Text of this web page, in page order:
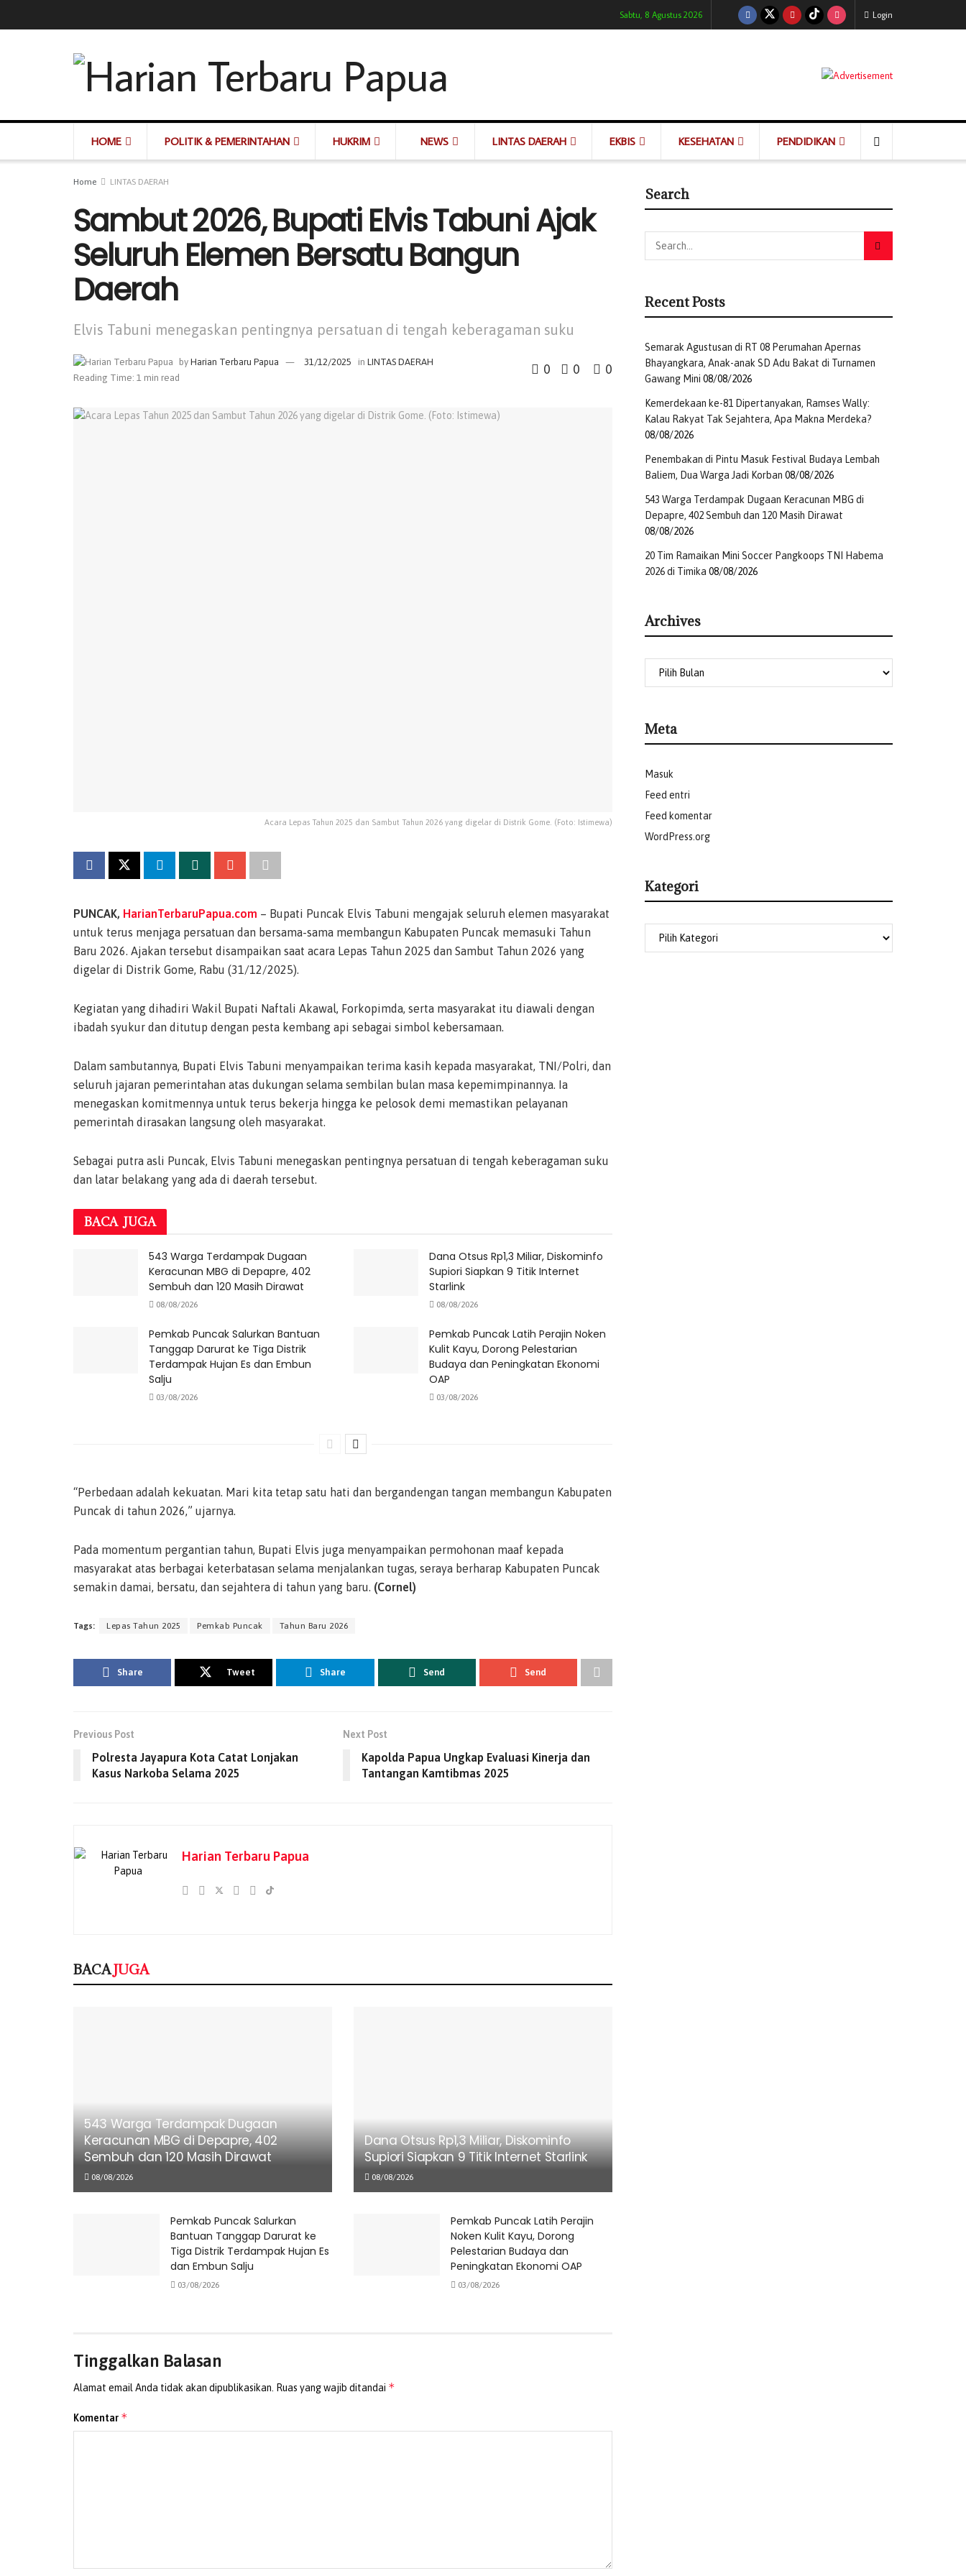
Sabtu, 8 Agustus 2026 Login
HOME POLITIK & PEMERINTAHAN HUKRIM NEWS LINTAS DAERAH EKBIS KESEHATAN PENDIDIKAN
Home LINTAS DAERAH
Sambut 2026, Bupati Elvis Tabuni Ajak
Seluruh Elemen Bersatu Bangun
Daerah
Elvis Tabuni menegaskan pentingnya persatuan di tengah keberagaman suku
by Harian Terbaru Papua 31/12/2025 in LINTAS DAERAH
Reading Time: 1 min read
0 0 0
Acara Lepas Tahun 2025 dan Sambut Tahun 2026 yang digelar di Distrik Gome. (Foto: Istimewa)
PUNCAK, HarianTerbaruPapua.com – Bupati Puncak Elvis Tabuni mengajak seluruh elemen masyarakat
untuk terus menjaga persatuan dan bersama-sama membangun Kabupaten Puncak memasuki Tahun
Baru 2026. Ajakan tersebut disampaikan saat acara Lepas Tahun 2025 dan Sambut Tahun 2026 yang
digelar di Distrik Gome, Rabu (31/12/2025).
Kegiatan yang dihadiri Wakil Bupati Naftali Akawal, Forkopimda, serta masyarakat itu diawali dengan
ibadah syukur dan ditutup dengan pesta kembang api sebagai simbol kebersamaan.
Dalam sambutannya, Bupati Elvis Tabuni menyampaikan terima kasih kepada masyarakat, TNI/Polri, dan
seluruh jajaran pemerintahan atas dukungan selama sembilan bulan masa kepemimpinannya. Ia
menegaskan komitmennya untuk terus bekerja hingga ke pelosok demi memastikan pelayanan
pemerintah dirasakan langsung oleh masyarakat.
Sebagai putra asli Puncak, Elvis Tabuni menegaskan pentingnya persatuan di tengah keberagaman suku
dan latar belakang yang ada di daerah tersebut.
BACA JUGA
543 Warga Terdampak Dugaan
Keracunan MBG di Depapre, 402
Sembuh dan 120 Masih Dirawat
08/08/2026
Dana Otsus Rp1,3 Miliar, Diskominfo
Supiori Siapkan 9 Titik Internet
Starlink
08/08/2026
Pemkab Puncak Salurkan Bantuan
Tanggap Darurat ke Tiga Distrik
Terdampak Hujan Es dan Embun
Salju
03/08/2026
Pemkab Puncak Latih Perajin Noken
Kulit Kayu, Dorong Pelestarian
Budaya dan Peningkatan Ekonomi
OAP
03/08/2026
“Perbedaan adalah kekuatan. Mari kita tetap satu hati dan bergandengan tangan membangun Kabupaten
Puncak di tahun 2026,” ujarnya.
Pada momentum pergantian tahun, Bupati Elvis juga menyampaikan permohonan maaf kepada
masyarakat atas berbagai keterbatasan selama menjalankan tugas, seraya berharap Kabupaten Puncak
semakin damai, bersatu, dan sejahtera di tahun yang baru. (Cornel)
Tags: Lepas Tahun 2025 Pemkab Puncak Tahun Baru 2026
Share Tweet Share Send Send
Previous Post
Polresta Jayapura Kota Catat Lonjakan
Kasus Narkoba Selama 2025
Next Post
Kapolda Papua Ungkap Evaluasi Kinerja dan
Tantangan Kamtibmas 2025
Harian Terbaru Papua
BACAJUGA
543 Warga Terdampak Dugaan
Keracunan MBG di Depapre, 402
Sembuh dan 120 Masih Dirawat
08/08/2026
Dana Otsus Rp1,3 Miliar, Diskominfo
Supiori Siapkan 9 Titik Internet Starlink
08/08/2026
Pemkab Puncak Salurkan
Bantuan Tanggap Darurat ke
Tiga Distrik Terdampak Hujan Es
dan Embun Salju
03/08/2026
Pemkab Puncak Latih Perajin
Noken Kulit Kayu, Dorong
Pelestarian Budaya dan
Peningkatan Ekonomi OAP
03/08/2026
Tinggalkan Balasan
Alamat email Anda tidak akan dipublikasikan. Ruas yang wajib ditandai *
Komentar *
Search
Recent Posts
Semarak Agustusan di RT 08 Perumahan Apernas
Bhayangkara, Anak-anak SD Adu Bakat di Turnamen
Gawang Mini 08/08/2026
Kemerdekaan ke-81 Dipertanyakan, Ramses Wally:
Kalau Rakyat Tak Sejahtera, Apa Makna Merdeka?
08/08/2026
Penembakan di Pintu Masuk Festival Budaya Lembah
Baliem, Dua Warga Jadi Korban 08/08/2026
543 Warga Terdampak Dugaan Keracunan MBG di
Depapre, 402 Sembuh dan 120 Masih Dirawat
08/08/2026
20 Tim Ramaikan Mini Soccer Pangkoops TNI Habema
2026 di Timika 08/08/2026
Archives
Meta
Masuk
Feed entri
Feed komentar
WordPress.org
Kategori